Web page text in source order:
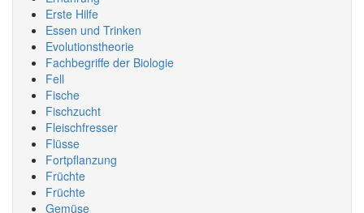
Erste Hilfe
Essen und Trinken
Evolutionstheorie
Fachbegriffe der Biologie
Fell
Fische
Fischzucht
Fleischfresser
Flüsse
Fortpflanzung
Früchte
Früchte
Gemüse